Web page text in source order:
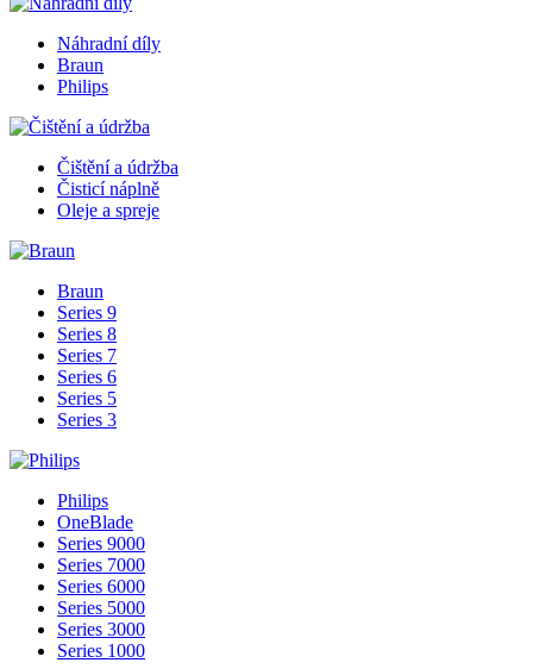
Náhradní díly
Braun
Philips
Čištění a údržba
Čisticí náplně
Oleje a spreje
Braun
Series 9
Series 8
Series 7
Series 6
Series 5
Series 3
Philips
OneBlade
Series 9000
Series 7000
Series 6000
Series 5000
Series 3000
Series 1000